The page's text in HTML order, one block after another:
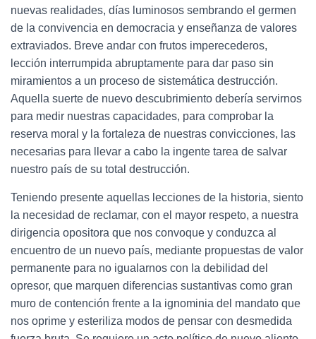
nuevas realidades, días luminosos sembrando el germen
de la convivencia en democracia y enseñanza de valores
extraviados. Breve andar con frutos imperecederos,
lección interrumpida abruptamente para dar paso sin
miramientos a un proceso de sistemática destrucción.
Aquella suerte de nuevo descubrimiento debería servirnos
para medir nuestras capacidades, para comprobar la
reserva moral y la fortaleza de nuestras convicciones, las
necesarias para llevar a cabo la ingente tarea de salvar
nuestro país de su total destrucción.
Teniendo presente aquellas lecciones de la historia, siento
la necesidad de reclamar, con el mayor respeto, a nuestra
dirigencia opositora que nos convoque y conduzca al
encuentro de un nuevo país, mediante propuestas de valor
permanente para no igualarnos con la debilidad del
opresor, que marquen diferencias sustantivas como gran
muro de contención frente a la ignominia del mandato que
nos oprime y esteriliza modos de pensar con desmedida